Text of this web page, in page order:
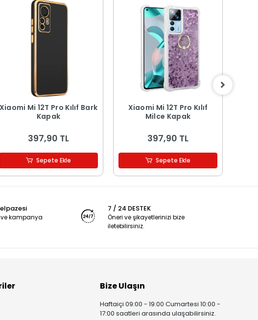
Xiaomi Mi 12T Pro Kılıf Bark
Kapak
397,90 TL
Sepete Ekle
Xiaomi Mi 12T Pro Kılıf
Milce Kapak
397,90 TL
Sepete Ekle
kampanya
7 / 24 DESTEK
Öneri ve şikayetlerinizi bize
iletebilirsiniz.
Bize Ulaşın
Haftaiçi 09:00 - 19:00 Cumartesi 10:00 -
17:00 saatleri arasında ulaşabilirsiniz.